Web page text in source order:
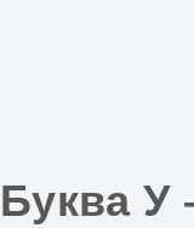
Буква У